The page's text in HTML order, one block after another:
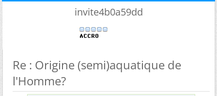
invite4b0a59dd
Re : Origine (semi)aquatique de
l'Homme?